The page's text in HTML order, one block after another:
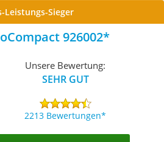
Leistungs-Sieger
926002
Unsere Bewertung:
SEHR GUT
2213 Bewertungen